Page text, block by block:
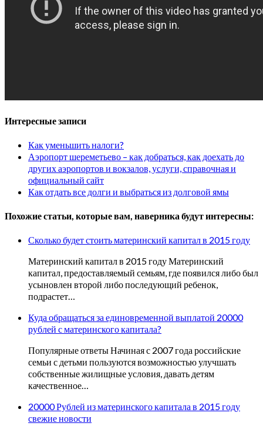
Интересные записи
Как уменьшить налоги?
Аэропорт шереметьево – как добраться, как доехать до
других аэропортов и вокзалов, услуги, справочная и
официальный сайт
Как отдать все долги и выбраться из долговой ямы
Похожие статьи, которые вам, наверника будут интересны:
Сколько будет стоить материнский капитал в 2015 году
Материнский капитал в 2015 году Материнский
капитал, предоставляемый семьям, где появился либо был
усыновлен второй либо последующий ребенок,
подрастет…
Куда обращаться за единовременной выплатой 20000
рублей с материнского капитала?
Популярные ответы Начиная с 2007 года российские
семьи с детьми пользуются возможностью улучшать
собственные жилищные условия, давать детям
качественное…
20000 Рублей из материнского капитала в 2015 году
свежие новости